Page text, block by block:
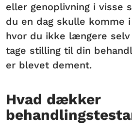
eller genoplivning i visse
du en dag skulle komme
hvor du ikke længere
tage stilling til din
er blevet dement.
Hvad dækker